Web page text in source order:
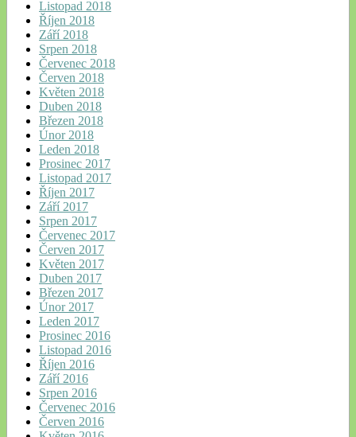
Listopad 2018
Říjen 2018
Září 2018
Srpen 2018
Červenec 2018
Červen 2018
Květen 2018
Duben 2018
Březen 2018
Únor 2018
Leden 2018
Prosinec 2017
Listopad 2017
Říjen 2017
Září 2017
Srpen 2017
Červenec 2017
Červen 2017
Květen 2017
Duben 2017
Březen 2017
Únor 2017
Leden 2017
Prosinec 2016
Listopad 2016
Říjen 2016
Září 2016
Srpen 2016
Červenec 2016
Červen 2016